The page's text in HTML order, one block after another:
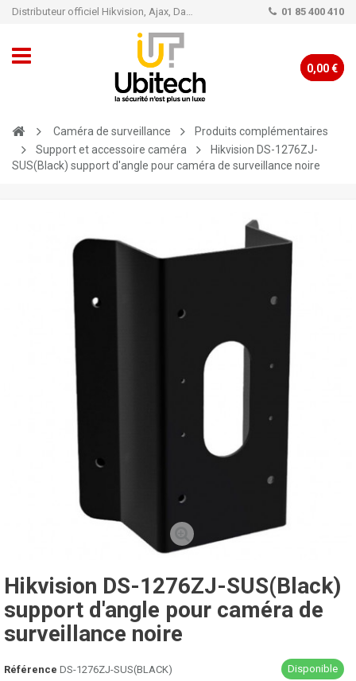
Distributeur officiel Hikvision, Ajax, Dahua, TP-Link - Caméra de vidéo surveillance - Alarme 01 85 400 410
0,00 €
Caméra de surveillance
Produits complémentaires
Support et accessoire caméra
Hikvision DS-1276ZJ-
SUS(Black) support d'angle pour caméra de surveillance noire
Hikvision DS-1276ZJ-SUS(Black)
support d'angle pour caméra de
surveillance noire
Référence DS-1276ZJ-SUS(BLACK) Disponible